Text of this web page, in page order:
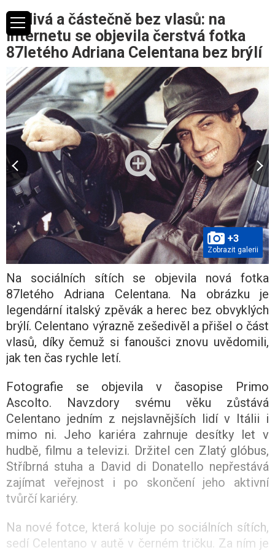
Šedivá a částečně bez vlasů: na
internetu se objevila čerstvá fotka
87letého Adriana Celentana bez brýlí
+3
Zobrazit galerii
Na sociálních sítích se objevila nová fotka
87letého Adriana Celentana. Na obrázku je
legendární italský zpěvák a herec bez obvyklých
brýlí. Celentano výrazně zešedivěl a přišel o část
vlasů, díky čemuž si fanoušci znovu uvědomili,
jak ten čas rychle letí.
Fotografie se objevila v časopise Primo
Ascolto. Navzdory svému věku zůstává
Celentano jedním z nejslavnějších lidí v Itálii i
mimo ni. Jeho kariéra zahrnuje desítky let v
hudbě, filmu a televizi. Držitel cen Zlatý glóbus,
Stříbrná stuha a David di Donatello nepřestává
zajímat veřejnost i po skončení jeho aktivní
tvůrčí kariéry.
Na nové fotce, která koluje po sociálních sítích,
sedí Celentano v autě v černém tričku. Za ním je